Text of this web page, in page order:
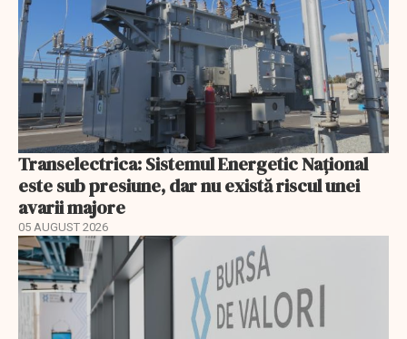
Transelectrica: Sistemul Energetic Național
este sub presiune, dar nu există riscul unei
avarii majore
05 AUGUST 2026